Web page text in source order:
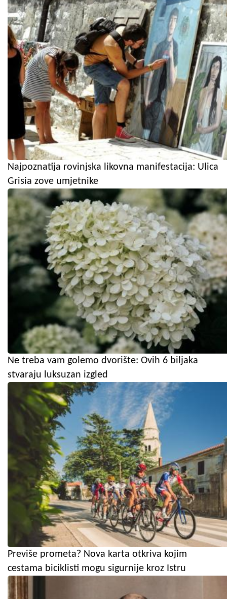
Najpoznatija rovinjska likovna manifestacija: Ulica
Grisia zove umjetnike
Ne treba vam golemo dvorište: Ovih 6 biljaka
stvaraju luksuzan izgled
Previše prometa? Nova karta otkriva kojim
cestama biciklisti mogu sigurnije kroz Istru